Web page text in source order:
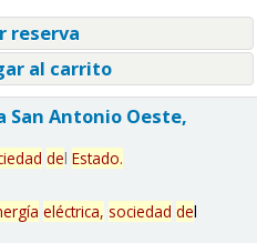
reserva
al carrito
Antonio Oeste,
del Estado.
eléctrica, sociedad del